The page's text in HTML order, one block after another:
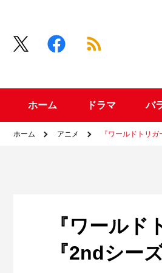
ホーム ドラマ バ
ホーム アニメ 『ワールドトリ
『ワール
『2ndシー